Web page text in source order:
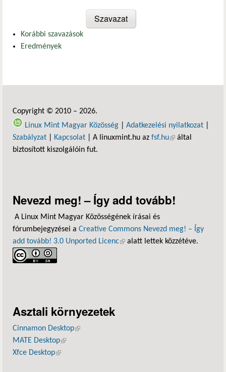
Korábbi szavazások
Eredmények
Copyright © 2010 – 2026.
Linux Mint Magyar Közösség
Adatkezelési nyilatkozat
Szabályzat
Kapcsolat | A linuxmint.hu az fsf.hu(külső hivatkozás)
által
biztosított kiszolgálóin fut.
Nevezd meg! – Így add tovább!
A Linux Mint Magyar Közösségének írásai és
fórumbejegyzései a Creative Commons Nevezd meg! – Így
add tovább! 3.0 Unported Licenc(külső hivatkozás)
alatt lettek közzétéve.
Asztali környezetek
Cinnamon Desktop(külső hivatkozás)
MATE Desktop(külső hivatkozás)
Xfce Desktop(külső hivatkozás)